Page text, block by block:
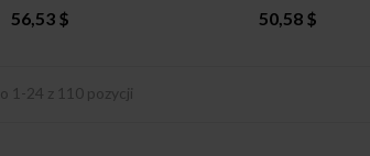
56,53 $ 50,58 $
1-24 z 110 pozycji